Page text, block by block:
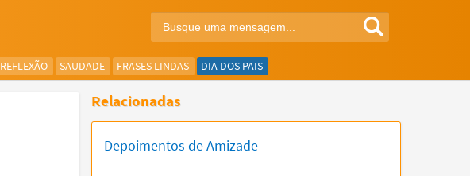
REFLEXÃO SAUDADE FRASES LINDAS DIA DOS PAIS
Relacionadas
Depoimentos de Amizade